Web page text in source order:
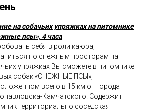
на собачьих упряжках на питомнике
псы», 4 часа
себя в роли каюра,
по снежным просторам на
упряжках Вы сможете в питомнике
собак «СНЕЖНЫЕ ПСЫ»,
всего в 15 км от города
Камчатского. Содержит
территориально соседская